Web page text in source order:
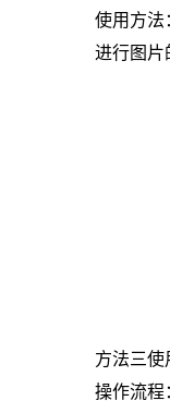
使用方法
进行图片
方法三使
操作流程